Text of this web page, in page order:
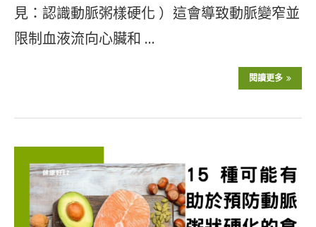
見：認識動脈粥樣硬化 ）這會導致動脈變窄並
限制血液流向心臟和 …
閱讀更多